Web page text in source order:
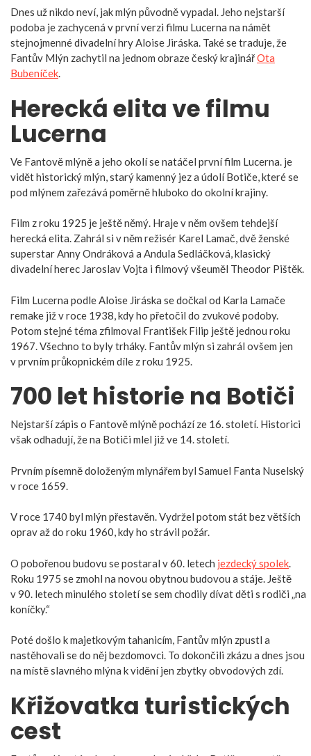
Dnes už nikdo neví, jak mlýn původně vypadal. Jeho nejstarší
podoba je zachycená v první verzi filmu Lucerna na námět
stejnojmenné divadelní hry Aloise Jiráska. Také se traduje, že
Fantův Mlýn zachytil na jednom obraze český krajinářOta
Bubeníček.
Herecká elita ve filmu
Lucerna
Ve Fantově mlýně a jeho okolí se natáčel první film Lucerna. je
vidět historický mlýn, starý kamenný jez a údolí Botiče, které se
pod mlýnem zařezává poměrně hluboko do okolní krajiny.
Film z roku 1925 je ještě němý. Hraje v něm ovšem tehdejší
herecká elita. Zahrál si v něm režisér Karel Lamač, dvě ženské
superstar Anny Ondráková a Andula Sedláčková, klasický
divadelní herec Jaroslav Vojta i filmový všeuměl Theodor Pištěk.
Film Lucerna podle Aloise Jiráska se dočkal od Karla Lamače
remake již v roce 1938, kdy ho přetočil do zvukové podoby.
Potom stejné téma zfilmoval František Filip ještě jednou roku
1967. Všechno to byly trháky. Fantův mlýn si zahrál ovšem jen
v prvním průkopnickém díle z roku 1925.
700 let historie na Botiči
Nejstarší zápis o Fantově mlýně pochází ze 16. století. Historici
však odhadují, že na Botiči mlel již ve 14. století.
Prvním písemně doloženým mlynářem byl Samuel Fanta Nuselský
v roce 1659.
V roce 1740 byl mlýn přestavěn. Vydržel potom stát bez větších
oprav až do roku 1960, kdy ho strávil požár.
O pobořenou budovu se postaral v 60. letech jezdecký spolek.
Roku 1975 se zmohl na novou obytnou budovou a stáje. Ještě
v 90. letech minulého století se sem chodily dívat děti s rodiči „na
koníčky.“
Poté došlo k majetkovým tahanicím, Fantův mlýn zpustl a
nastěhovali se do něj bezdomovci. To dokončili zkázu a dnes jsou
na místě slavného mlýna k vidění jen zbytky obvodových zdí.
Křižovatka turistických
cest